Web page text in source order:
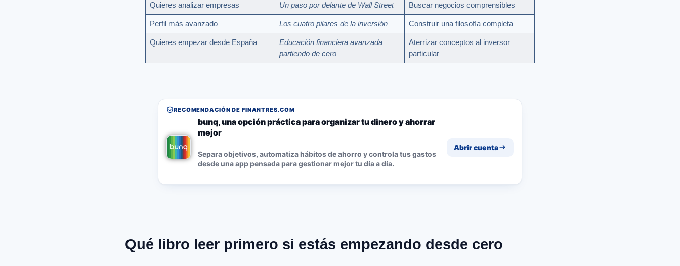
Quieres analizar empresas Un paso por delante de Wall Street Buscar negocios comprensibles
Perfil más avanzado Los cuatro pilares de la inversión Construir una filosofía completa
Quieres empezar desde España
Educación financiera avanzada
partiendo de cero
Aterrizar conceptos al inversor
particular
RECOMENDACIÓN DE FINANTRES.COM
bunq, una opción práctica para organizar tu dinero y ahorrar
mejor
Separa objetivos, automatiza hábitos de ahorro y controla tus gastos
desde una app pensada para gestionar mejor tu día a día.
Abrir cuenta
Qué libro leer primero si estás empezando desde cero